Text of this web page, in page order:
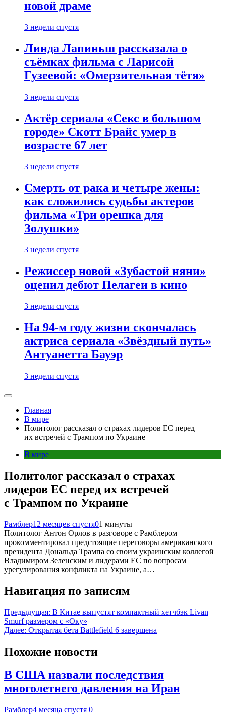
новой драме
3 недели спустя
Линда Лапиньш рассказала о
съёмках фильма с Ларисой
Гузеевой: «Омерзительная тётя»
3 недели спустя
Актёр сериала «Секс в большом
городе» Скотт Брайс умер в
возрасте 67 лет
3 недели спустя
Смерть от рака и четыре жены:
как сложились судьбы актеров
фильма «Три орешка для
Золушки»
3 недели спустя
Режиссер новой «Зубастой няни»
оценил дебют Пелагеи в кино
3 недели спустя
На 94-м году жизни скончалась
актриса сериала «Звёздный путь»
Антуанетта Бауэр
3 недели спустя
Главная
В мире
Политолог рассказал о страхах лидеров ЕС перед
их встречей с Трампом по Украине
В мире
Политолог рассказал о страхах
лидеров ЕС перед их встречей
с Трампом по Украине
Рамблер12 месяцев спустя01 минуты
Политолог Антон Орлов в разговоре с Рамблером
прокомментировал предстоящие переговоры американского
президента Дональда Трампа со своим украинским коллегой
Владимиром Зеленским и лидерами ЕС по вопросам
урегулирования конфликта на Украине, а…
Навигация по записям
Предыдущая: В Китае выпустят компактный хетчбэк Livan
Smurf размером с «Оку»
Далее: Открытая бета Battlefield 6 завершена
Похожие новости
В США назвали последствия
многолетнего давления на Иран
Рамблер4 месяца спустя 0